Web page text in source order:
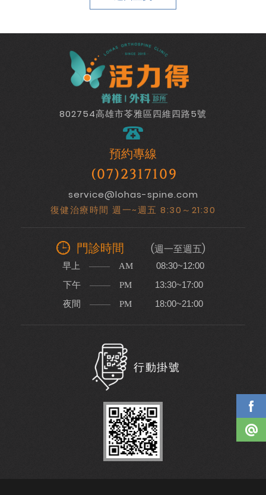
802754高雄市苓雅區四維四路5號
預約專線
(07)2317109
service@lohas-spine.com
復健治療時間 週一~週五 8:30～21:30
門診時間 (週一至週五)
早上 AM 08:30~12:00
下午 PM 13:30~17:00
夜間 PM 18:00~21:00
行動掛號